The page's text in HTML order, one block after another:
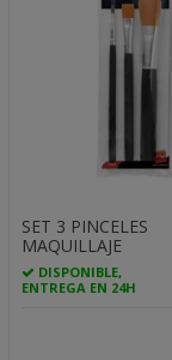
SET 3 PINCELES
MAQUILLAJE
DISPONIBLE,
ENTREGA EN 24H